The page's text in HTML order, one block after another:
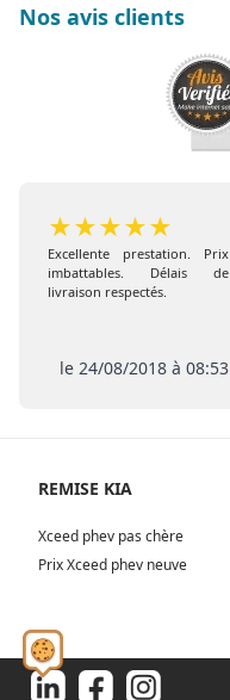
Nos avis clients
★★★★★
Excellente prestation. Prix
imbattables. Délais de
livraison respectés.
le 24/08/2018 à 08:53
REMISE KIA
Xceed phev pas chère
Prix Xceed phev neuve